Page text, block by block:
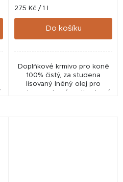
Měrná
cena:
275 Kč / 1 l
Do košíku
Doplňkové krmivo pro koně
100% čistý, za studena
lisovaný lněný olej pro